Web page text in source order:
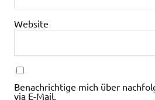
Website
Benachrichtige mich über
via E-Mail.